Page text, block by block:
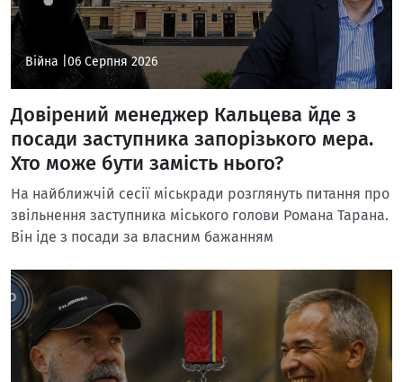
Війна | 06 Серпня 2026
Довірений менеджер Кальцева йде з
посади заступника запорізького мера.
Хто може бути замість нього?
На найближчій сесії міськради розглянуть питання про
звільнення заступника міського голови Романа Тарана.
Він іде з посади за власним бажанням